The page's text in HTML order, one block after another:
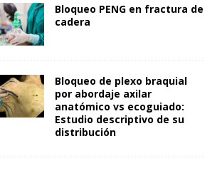
Bloqueo PENG en fractura de
cadera
Bloqueo de plexo braquial
por abordaje axilar
anatómico vs ecoguiado:
Estudio descriptivo de su
distribución